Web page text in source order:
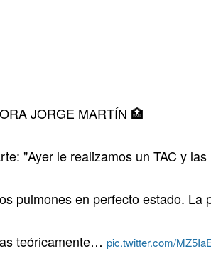
JORGE MARTÍN 🏥
"Ayer le realizamos un TAC y
pulmones en perfecto estado.
teóricamente… pic.twitter.com/